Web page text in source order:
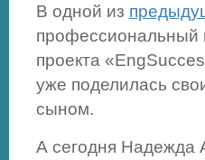
В одной из
профессиональный
проекта
уже поделилась
сыном.
А сегодня Надежда